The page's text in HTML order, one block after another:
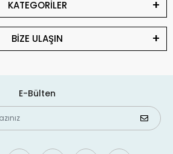
KATEGORİLER
BİZE ULAŞIN
E-Bülten